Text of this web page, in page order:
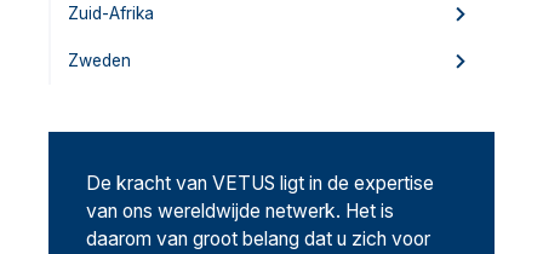
Zuid-Afrika
Zweden
De kracht van VETUS ligt in de expertise
van ons wereldwijde netwerk. Het is
daarom van groot belang dat u zich voor